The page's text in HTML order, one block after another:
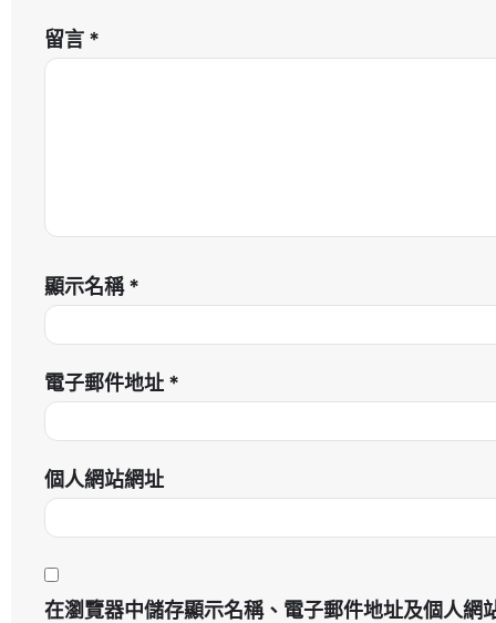
留言 *
顯示名稱*
電子郵件地址 *
個人網站網址
在瀏覽器中儲存顯示名稱、電子郵件地址及個人網